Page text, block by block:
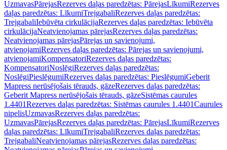
UzmavasPārejasRezerves daļas paredzētas: PārejasLīkumiRezerves
daļas paredzētas: LīkumiTrejgabaliRezerves daļas paredzētas:
TrejgabaliIebūvēta cirkulācijaRezerves daļas paredzētas: Iebūvēta
cirkulācijaNeatvienojamas pārejasRezerves daļas paredzētas:
Neatvienojamas pārejasPārejas un savienojumi,
atvienojamiRezerves daļas paredzētas: Pārejas un savienojumi,
atvienojamiKompensatoriRezerves daļas paredzētas:
KompensatoriNoslēgiRezerves daļas paredzētas:
NoslēgiPieslēgumiRezerves daļas paredzētas: PieslēgumiGeberit
Mapress nerūsējošais tērauds, gāzeRezerves daļas paredzētas:
Geberit Mapress nerūsējošais tērauds, gāzeSistēmas caurules
1.4401Rezerves daļas paredzētas: Sistēmas caurules 1.4401Caurules
nipelisUzmavasRezerves daļas paredzētas:
UzmavasPārejasRezerves daļas paredzētas: PārejasLīkumiRezerves
daļas paredzētas: LīkumiTrejgabaliRezerves daļas paredzētas:
TrejgabaliNeatvienojamas pārejasRezerves daļas paredzētas: